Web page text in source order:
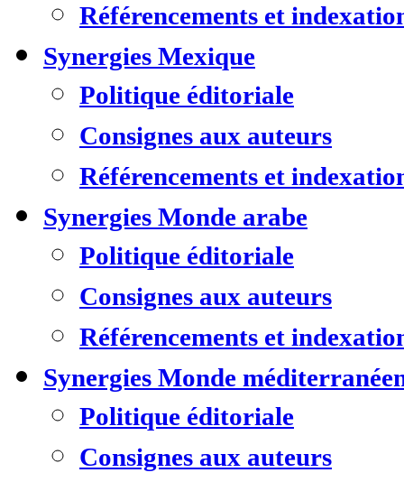
Référencements et
Synergies Mexique
Politique éditoriale
Consignes aux auteurs
Référencements et
Synergies Monde arabe
Politique éditoriale
Consignes aux auteurs
Référencements et
Synergies Monde
Politique éditoriale
Consignes aux auteurs